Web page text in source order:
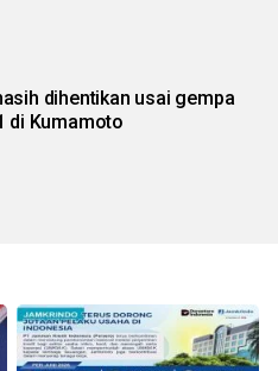
dihentikan usai gempa
di Kumamoto